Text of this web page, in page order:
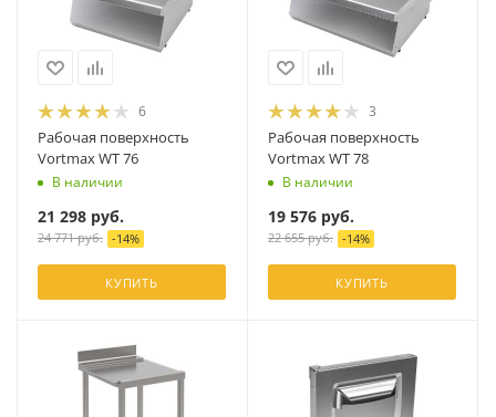
6
Рабочая поверхность
Vortmax WT 76
В наличии
21 298 руб.
24 771руб. -14%
КУПИТЬ
3
Рабочая поверхность
Vortmax WT 78
В наличии
19 576 руб.
22 655руб. -14%
КУПИТЬ